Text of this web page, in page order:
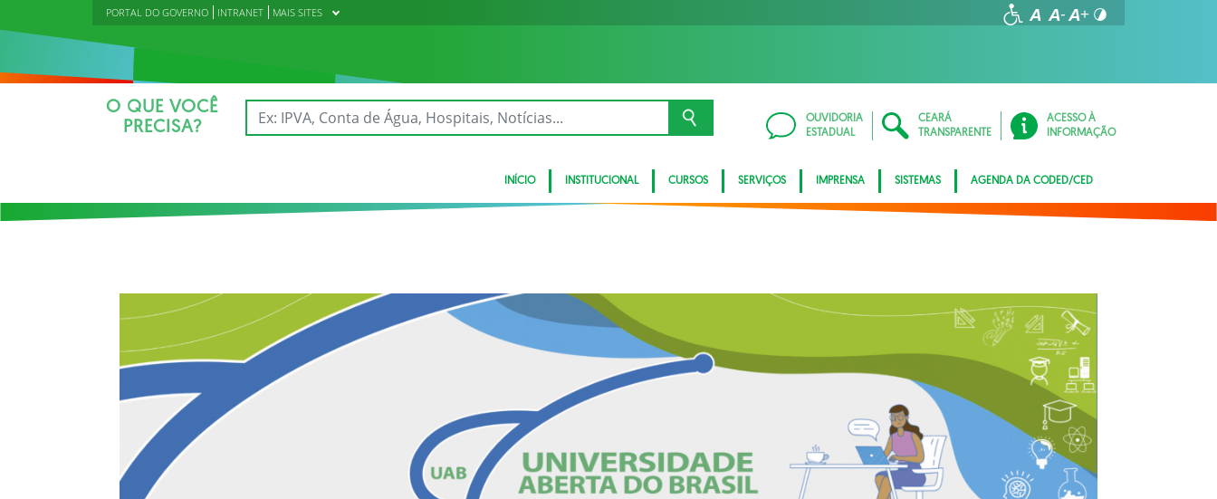
PORTAL DO GOVERNO INTRANET MAIS SITES
O QUE VOCÊ
PRECISA?
OUVIDORIA
ESTADUAL
CEARÁ
TRANSPARENTE
ACESSO À
INFORMAÇÃO
INÍCIO INSTITUCIONAL CURSOS SERVIÇOS IMPRENSA SISTEMAS AGENDA DA CODED/CED